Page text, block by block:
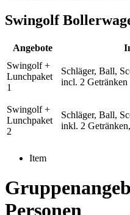
Swingolf
Angebote
Swingolf +
Lunchpaket
1
Schläger, Ball,
incl. 2
Swingolf +
Lunchpaket
2
Schläger, Ball,
inkl. 2
Item
Personen